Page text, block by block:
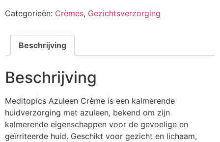
Categorieën: Crèmes, Gezichtsverzorging
Beschrijving
Beschrijving
Meditopics Azuleen Crème is een kalmerende
huidverzorging met azuleen, bekend om zijn
kalmerende eigenschappen voor de gevoelige en
geïrriteerde huid. Geschikt voor gezicht en lichaam,